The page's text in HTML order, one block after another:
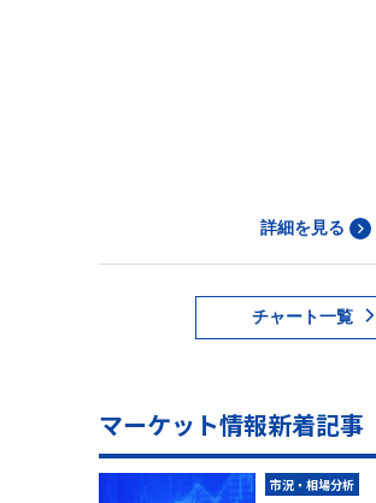
詳細を見る
チャート一覧
マーケット情報新着記事
市況・相場分析